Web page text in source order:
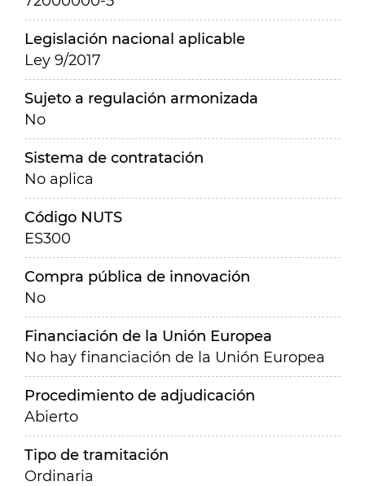
Legislación nacional aplicable
Ley 9/2017
Sujeto a regulación armonizada
No
Sistema de contratación
No aplica
Código NUTS
ES300
Compra pública de innovación
No
Financiación de la Unión Europea
No hay financiación de la Unión Europea
Procedimiento de adjudicación
Abierto
Tipo de tramitación
Ordinaria